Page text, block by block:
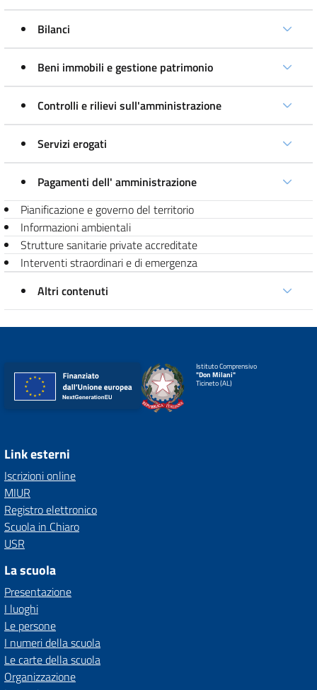
Bilanci
Beni immobili e gestione patrimonio
Controlli e rilievi sull'amministrazione
Servizi erogati
Pagamenti dell' amministrazione
Pianificazione e governo del territorio
Informazioni ambientali
Strutture sanitarie private accreditate
Interventi straordinari e di emergenza
Altri contenuti
Istituto Comprensivo
"Don Milani"
Ticineto (AL)
Link esterni
Iscrizioni online
MIUR
Registro elettronico
Scuola in Chiaro
USR
La scuola
Presentazione
I luoghi
Le persone
I numeri della scuola
Le carte della scuola
Organizzazione